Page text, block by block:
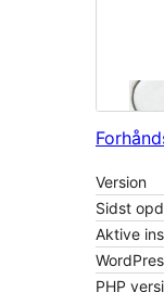
Version
Sidst
Aktive
PHP